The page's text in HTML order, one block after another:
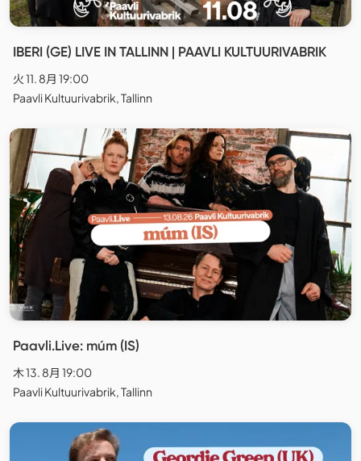
IBERI (GE) LIVE IN TALLINN | PAAVLI KULTUURIVABRIK
火 11. 8月 19:00
Paavli Kultuurivabrik, Tallinn
Paavli.Live: múm (IS)
木 13. 8月 19:00
Paavli Kultuurivabrik, Tallinn